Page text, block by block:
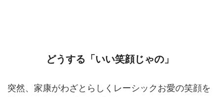
どうする「いい笑顔じゃの」
突然、家康がわざとらしくレーシックお愛の笑顔を